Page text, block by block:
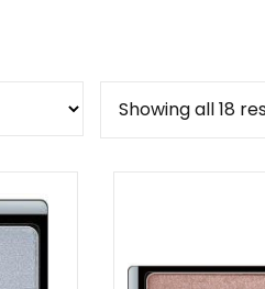
Showing all 18